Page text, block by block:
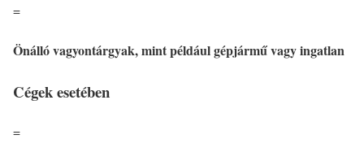
=
Önálló vagyontárgyak, mint például gépjármű vagy ingatlan
Cégek esetében
=